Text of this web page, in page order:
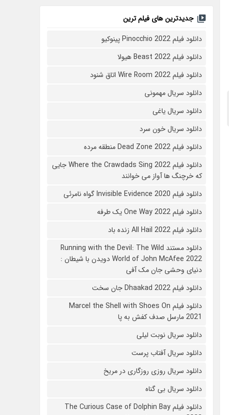
جدیدترین های فیلم ترین
دانلود فیلم Pinocchio 2022 پینوکیو
دانلود فیلم Beast 2022 هیولا
دانلود فیلم Wire Room 2022 اتاق شنود
دانلود سریال مهمونی
دانلود سریال یاغی
دانلود سریال خون سرد
دانلود فیلم 2022 Dead Zone منطقه مرده
دانلود فیلم Where the Crawdads Sing 2022 جایی
که خرچنگ ها آواز می خوانند
دانلود فیلم 2020 Invisible Evidence گواه نامرئی
دانلود فیلم One Way 2022 یک طرفه
دانلود فیلم All Hail 2022 زنده باد
دانلود مستند Running with the Devil: The Wild
World of John McAfee 2022 دویدن با شیطان :
دنیای وحشی جان مک آفی
دانلود فیلم Dhaakad 2022 جان سخت
دانلود فیلم Marcel the Shell with Shoes On
2021 مارسل صدف کفش به پا
دانلود سریال نوبت لیلی
دانلود سریال آفتاب پرست
دانلود سریال روزی روزگاری در مریخ
دانلود سریال بی گناه
دانلود فیلم The Curious Case of Dolphin Bay